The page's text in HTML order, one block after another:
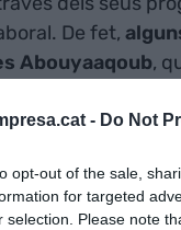
- Do Not
opt-out of the sale,
for targeted
selection. Please note
De fet,
Abouyaaqoub,
per les entitats
perquè van
peròadmet